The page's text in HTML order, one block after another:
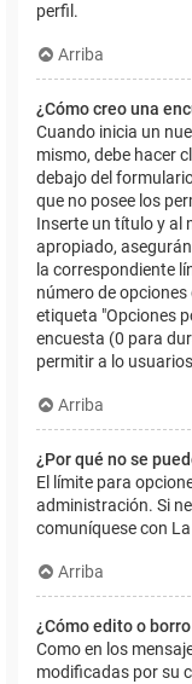
perfil.
Arriba
¿Cómo creo una
Cuando inicia un
mismo, debe hacer
debajo del
que no posee los
Inserte un título y al
apropiado,
la correspondiente
número de opciones
etiqueta "Opciones
encuesta (0 para
permitir a lo
Arriba
¿Por qué no se
El límite para
administración. Si
comuníquese con
Arriba
¿Cómo edito o
Como en los
modificadas por su